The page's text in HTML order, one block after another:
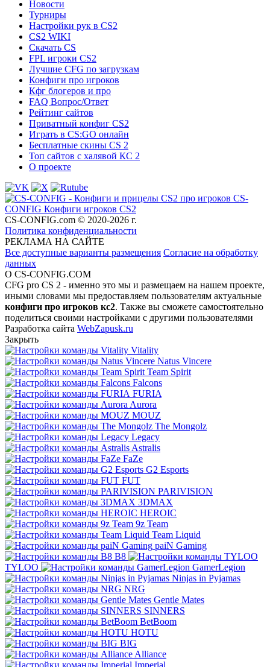
Новости
Турниры
Настройки рук в CS2
CS2 WIKI
Скачать CS
FPL игроки CS2
Лучшие CFG по загрузкам
Конфиги про игроков
Кфг блогеров и про
FAQ Вопрос/Ответ
Рейтинг сайтов
Приватный конфиг CS2
Играть в CS:GO онлайн
Бесплатные скины CS 2
Топ сайтов с халявой КС 2
О проекте
CS-
CONFIG Конфиги игроков CS2
CS-CONFIG.com © 2020-2026 г.
Политика конфиденциальности
РЕКЛАМА НА САЙТЕ
Все доступные варианты размещения Согласие на обработку
данных
О CS-CONFIG.COM
CFG pro CS 2 - именно это мы и размещаем на нашем проекте,
иными словами мы предоставляем пользователям актуальные
конфиги про игроков кс2. Также вы сможете самостоятельно
поделиться своими настройками с другими пользователями
Разработка сайта WebZapusk.ru
Закрыть
Vitality
Natus Vincere
Team Spirit
Falcons
FURIA
Aurora
MOUZ
The Mongolz
Legacy
Astralis
FaZe
G2 Esports
FUT
PARIVISION
3DMAX
HEROIC
9z Team
Team Liquid
paiN Gaming
B8
TYLOO
GamerLegion
Ninjas in Pyjamas
NRG
Gentle Mates
SINNERS
BetBoom
HOTU
BIG
Alliance
Imperial